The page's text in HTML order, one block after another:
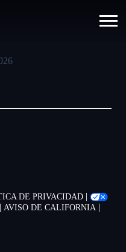
DE PRIVACIDAD |
| AVISO DE CALIFORNIA |